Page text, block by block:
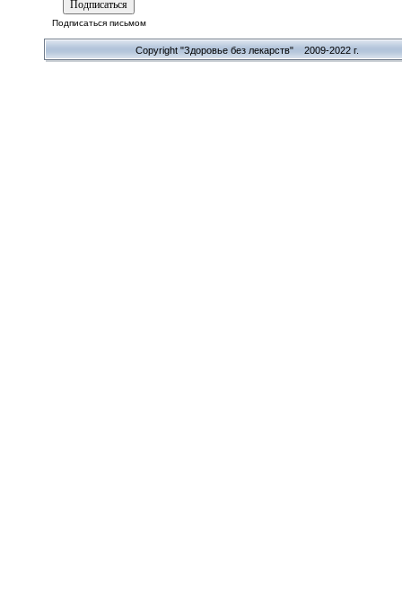
Подписаться письмом
Copyright "Здоровье без лекарств" 2009-2022 г.